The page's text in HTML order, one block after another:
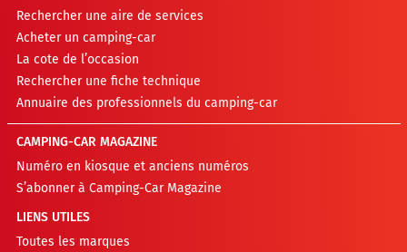
Rechercher une aire de services
Acheter un camping-car
La cote de l’occasion
Rechercher une fiche technique
Annuaire des professionnels du camping-car
CAMPING-CAR MAGAZINE
Numéro en kiosque et anciens numéros
S’abonner à Camping-Car Magazine
LIENS UTILES
Toutes les marques